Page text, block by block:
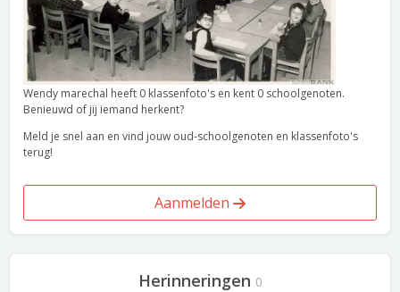
Wendy marechal heeft 0 klassenfoto's en kent 0 schoolgenoten.
Benieuwd of jij iemand herkent?
Meld je snel aan en vind jouw oud-schoolgenoten en klassenfoto's
terug!
Aanmelden
Herinneringen 0